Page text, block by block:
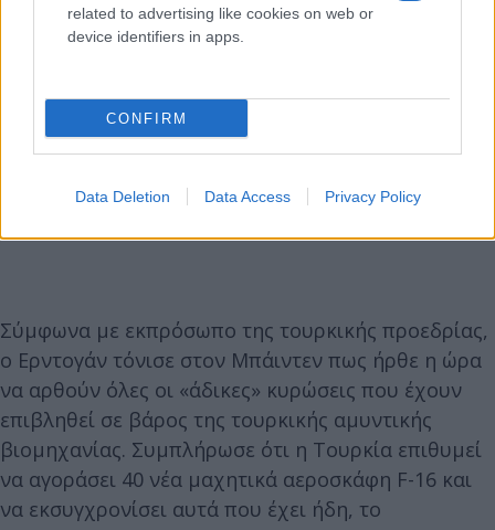
related to advertising like cookies on web or
device identifiers in apps.
CONFIRM
Data Deletion Data Access Privacy Policy
Σύμφωνα με εκπρόσωπο της τουρκικής προεδρίας,
ο Ερντογάν τόνισε στον Μπάιντεν πως ήρθε η ώρα
να αρθούν όλες οι «άδικες» κυρώσεις που έχουν
επιβληθεί σε βάρος της τουρκικής αμυντικής
βιομηχανίας. Συμπλήρωσε ότι η Τουρκία επιθυμεί
να αγοράσει 40 νέα μαχητικά αεροσκάφη F-16 και
να εκσυγχρονίσει αυτά που έχει ήδη, το